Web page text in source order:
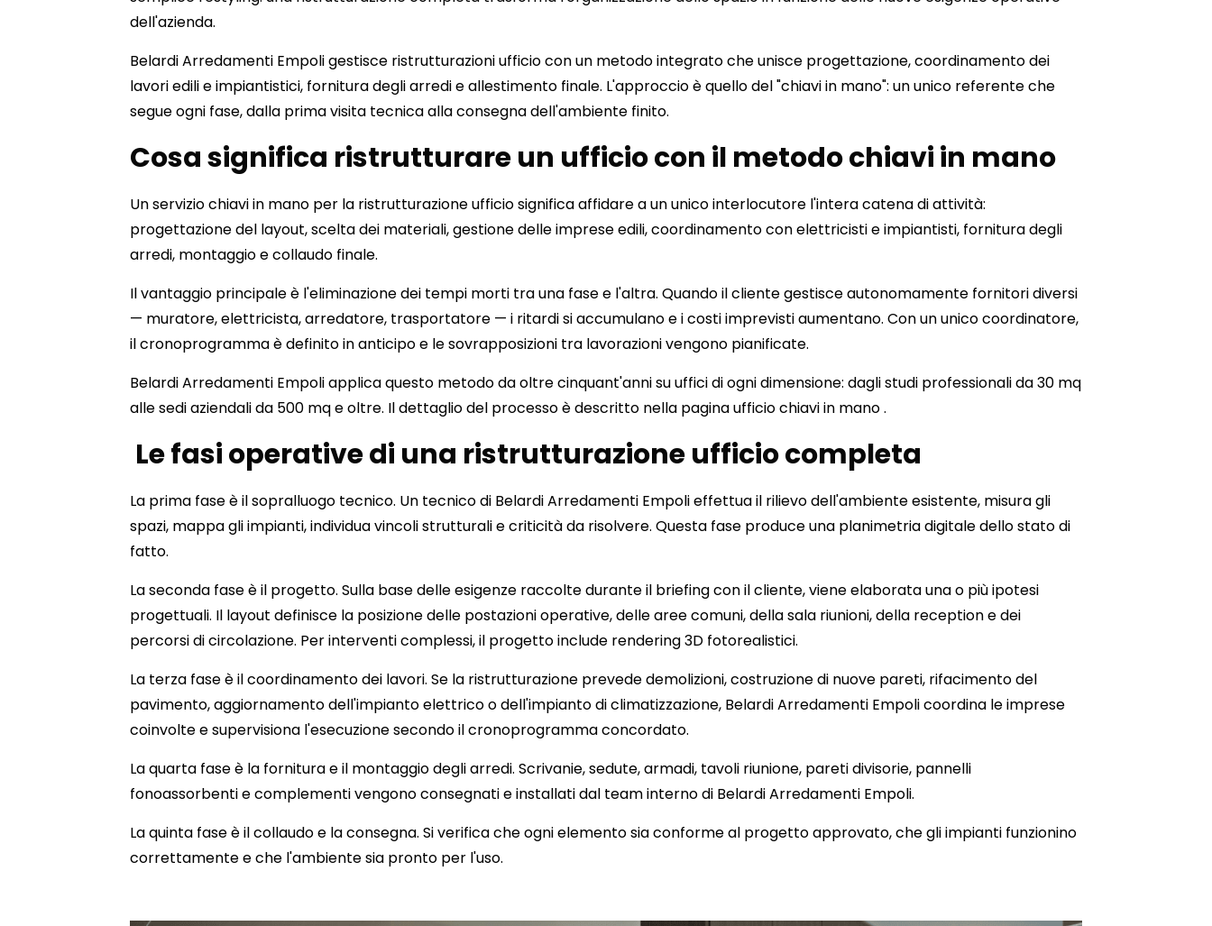
dell'azienda.
Belardi Arredamenti Empoli gestisce ristrutturazioni ufficio con un metodo integrato che unisce progettazione, coordinamento dei
lavori edili e impiantistici, fornitura degli arredi e allestimento finale. L'approccio è quello del "chiavi in mano": un unico referente che
segue ogni fase, dalla prima visita tecnica alla consegna dell'ambiente finito.
Cosa significa ristrutturare un ufficio con il metodo chiavi in mano
Un servizio chiavi in mano per la ristrutturazione ufficio significa affidare a un unico interlocutore l'intera catena di attività:
progettazione del layout, scelta dei materiali, gestione delle imprese edili, coordinamento con elettricisti e impiantisti, fornitura degli
arredi, montaggio e collaudo finale.
Il vantaggio principale è l'eliminazione dei tempi morti tra una fase e l'altra. Quando il cliente gestisce autonomamente fornitori diversi
— muratore, elettricista, arredatore, trasportatore — i ritardi si accumulano e i costi imprevisti aumentano. Con un unico coordinatore,
il cronoprogramma è definito in anticipo e le sovrapposizioni tra lavorazioni vengono pianificate.
Belardi Arredamenti Empoli applica questo metodo da oltre cinquant'anni su uffici di ogni dimensione: dagli studi professionali da 30 mq
alle sedi aziendali da 500 mq e oltre. Il dettaglio del processo è descritto nella paginaufficio chiavi in mano.
Le fasi operative di una ristrutturazione ufficio completa
La prima fase è il sopralluogo tecnico. Un tecnico di Belardi Arredamenti Empoli effettua il rilievo dell'ambiente esistente, misura gli
spazi, mappa gli impianti, individua vincoli strutturali e criticità da risolvere. Questa fase produce una planimetria digitale dello stato di
fatto.
La seconda fase è il progetto. Sulla base delle esigenze raccolte durante il briefing con il cliente, viene elaborata una o più ipotesi
progettuali. Il layout definisce la posizione delle postazioni operative, delle aree comuni, della sala riunioni, della reception e dei
percorsi di circolazione. Per interventi complessi, il progetto include rendering 3D fotorealistici.
La terza fase è il coordinamento dei lavori. Se la ristrutturazione prevede demolizioni, costruzione di nuove pareti, rifacimento del
pavimento, aggiornamento dell'impianto elettrico o dell'impianto di climatizzazione, Belardi Arredamenti Empoli coordina le imprese
coinvolte e supervisiona l'esecuzione secondo il cronoprogramma concordato.
La quarta fase è la fornitura e il montaggio degli arredi. Scrivanie, sedute, armadi, tavoli riunione, pareti divisorie, pannelli
fonoassorbenti e complementi vengono consegnati e installati dal team interno di Belardi Arredamenti Empoli.
La quinta fase è il collaudo e la consegna. Si verifica che ogni elemento sia conforme al progetto approvato, che gli impianti funzionino
correttamente e che l'ambiente sia pronto per l'uso.